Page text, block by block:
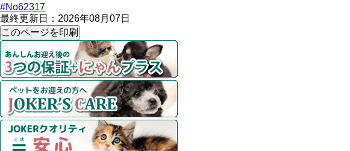
#No62317
最終更新日：2026年08月07日